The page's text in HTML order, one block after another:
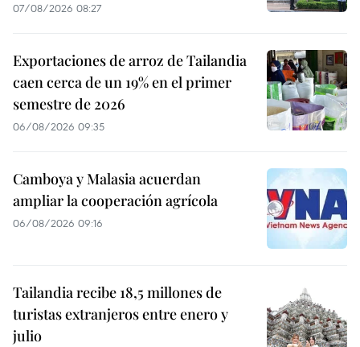
07/08/2026 08:27
Exportaciones de arroz de Tailandia
caen cerca de un 19% en el primer
semestre de 2026
06/08/2026 09:35
Camboya y Malasia acuerdan
ampliar la cooperación agrícola
06/08/2026 09:16
Tailandia recibe 18,5 millones de
turistas extranjeros entre enero y
julio